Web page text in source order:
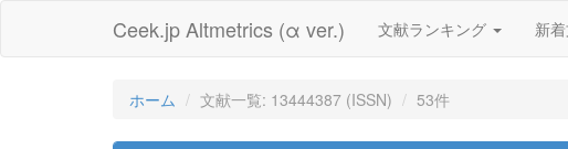
Ceek.jp Altmetrics (α ver.) 文献ランキング 新
ホーム 文献一覧: 13444387 (ISSN) 53件